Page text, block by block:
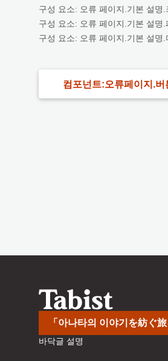
구성 요소: 오류 페이지.기본 설명
구성 요소: 오류 페이지.기본 설명
구성 요소: 오류 페이지.기본 설명
컴포넌트:오류페이지.버
「아나타의 이야기を紡ぐ
바닥글 설명